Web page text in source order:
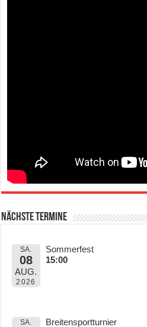
Nächste Termine
SA.
08
AUG.
2026
Sommerfest
15:00
SA.
Breitensportturnier